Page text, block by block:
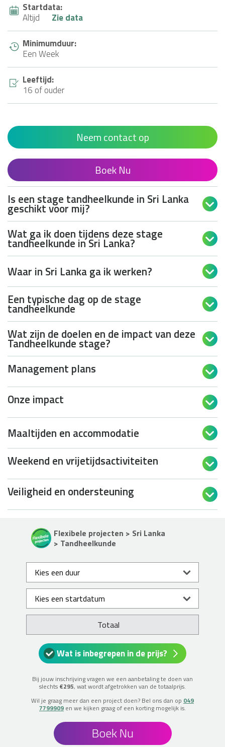
Startdata:
Altijd
Zie data
Minimumduur:
Een Week
Leeftijd:
16 of ouder
Neem contact op
Boek Nu
Is een stage tandheelkunde in Sri Lanka
geschikt voor mij? 
Wat ga ik doen tijdens deze stage
tandheelkunde in Sri Lanka? 
Waar in Sri Lanka ga ik werken? 
Een typische dag op de stage
tandheelkunde 
Wat zijn de doelen en de impact van deze
Tandheelkunde stage? 
Management plans 
Onze impact 
Maaltijden en accommodatie 
Weekend en vrijetijdsactiviteiten 
Veiligheid en ondersteuning 
Flexibele projecten > Sri Lanka
> Tandheelkunde
Totaal
Wat is inbegrepen in de prijs?
Bij jouw inschrijving vragen we een aanbetaling te doen van
slechts €295, wat wordt afgetrokken van de totaalprijs.
Wil je graag meer dan een project doen? Bel ons dan op 049
7799909 en we kijken graag of een korting mogelijk is.
Boek Nu